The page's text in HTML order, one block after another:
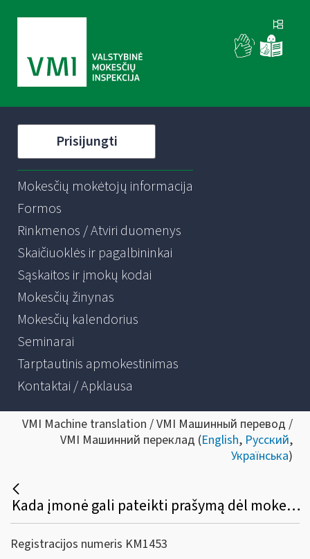
Prisijungti
Mokesčių mokėtojų informacija
Formos
Rinkmenos / Atviri duomenys
Skaičiuoklės ir pagalbininkai
Sąskaitos ir įmokų kodai
Mokesčių žinynas
Mokesčių kalendorius
Seminarai
Tarptautinis apmokestinimas
Kontaktai / Apklausa
VMI Machine translation / VMI Машинный перевод /
VMI Машинний переклад (English, Русский,
Українська)
Kada įmonė gali pateikti prašymą dėl mokesčių (pridėtinės vertės, pelno ar kt.) mokėjimo išdėstymo dalimis ar termino atidėjimo? Kokia prašymo pateikimo tvarka ir koks sprendimo priėmimo terminas?
Registracijos numeris KM1453